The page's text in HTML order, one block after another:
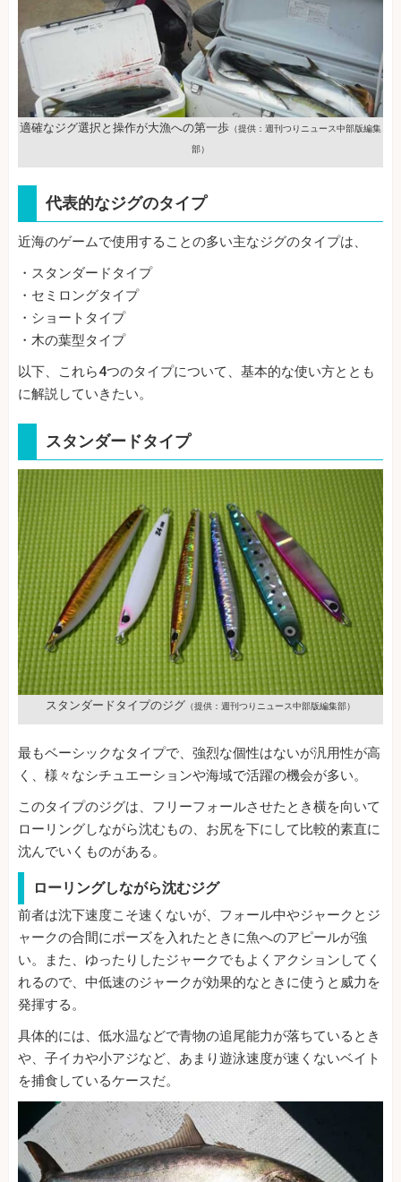
適確なジグ選択と操作が大漁への第一歩 （提供：週刊つりニュース中部版編集
部）
代表的なジグのタイプ
近海のゲームで使用することの多い主なジグのタイプは、
・スタンダードタイプ
・セミロングタイプ
・ショートタイプ
・木の葉型タイプ
以下、これら4つのタイプについて、基本的な使い方ととも
に解説していきたい。
スタンダードタイプ
スタンダードタイプのジグ （提供：週刊つりニュース中部版編集部）
最もベーシックなタイプで、強烈な個性はないが汎用性が高
く、様々なシチュエーションや海域で活躍の機会が多い。
このタイプのジグは、フリーフォールさせたとき横を向いて
ローリングしながら沈むもの、お尻を下にして比較的素直に
沈んでいくものがある。
ローリングしながら沈むジグ
前者は沈下速度こそ速くないが、フォール中やジャークとジ
ャークの合間にポーズを入れたときに魚へのアピールが強
い。また、ゆったりしたジャークでもよくアクションしてく
れるので、中低速のジャークが効果的なときに使うと威力を
発揮する。
具体的には、低水温などで青物の追尾能力が落ちているとき
や、子イカや小アジなど、あまり遊泳速度が速くないベイト
を捕食しているケースだ。